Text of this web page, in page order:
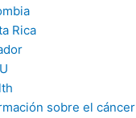
Rica
sobre el cáncer